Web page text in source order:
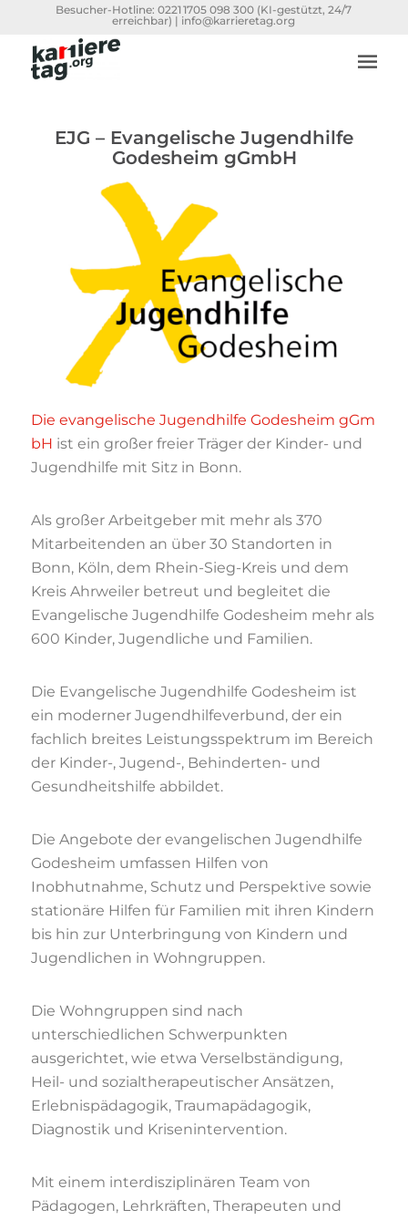
Besucher-Hotline:0221 1705 098 300 (KI-gestützt, 24/7
erreichbar) | info@karrieretag.org
EJG – Evangelische Jugendhilfe
Godesheim gGmbH
Die evangelische Jugendhilfe Godesheim gGm
bH ist ein großer freier Träger der Kinder- und
Jugendhilfe mit Sitz in Bonn.
Als großer Arbeitgeber mit mehr als 370
Mitarbeitenden an über 30 Standorten in
Bonn, Köln, dem Rhein-Sieg-Kreis und dem
Kreis Ahrweiler betreut und begleitet die
Evangelische Jugendhilfe Godesheim mehr als
600 Kinder, Jugendliche und Familien.
Die Evangelische Jugendhilfe Godesheim ist
ein moderner Jugendhilfeverbund, der ein
fachlich breites Leistungsspektrum im Bereich
der Kinder-, Jugend-, Behinderten- und
Gesundheitshilfe abbildet.
Die Angebote der evangelischen Jugendhilfe
Godesheim umfassen Hilfen von
Inobhutnahme, Schutz und Perspektive sowie
stationäre Hilfen für Familien mit ihren Kindern
bis hin zur Unterbringung von Kindern und
Jugendlichen in Wohngruppen.
Die Wohngruppen sind nach
unterschiedlichen Schwerpunkten
ausgerichtet, wie etwa Verselbständigung,
Heil- und sozialtherapeutischer Ansätzen,
Erlebnispädagogik, Traumapädagogik,
Diagnostik und Krisenintervention.
Mit einem interdisziplinären Team von
Pädagogen, Lehrkräften, Therapeuten und